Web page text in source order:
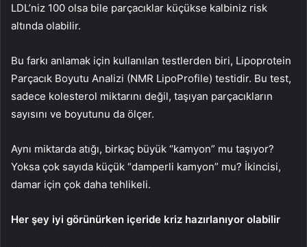
LDL’niz 100 olsa bile parçacıklar küçükse kalbiniz risk
altında olabilir.
Bu farkı anlamak için kullanılan testlerden biri, Lipoprotein
Parçacık Boyutu Analizi (NMR LipoProfile) testidir. Bu test,
sadece kolesterol miktarını değil, taşıyan parçacıkların
sayısını ve boyutunu da ölçer.
Aynı miktarda atığı, birkaç büyük “kamyon” mu taşıyor?
Yoksa çok sayıda küçük “damperli kamyon” mu? İkincisi,
damar için çok daha tehlikeli.
Her şey iyi görünürken içeride kriz hazırlanıyor olabilir